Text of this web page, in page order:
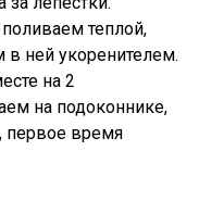
теплой,
ней укоренителем.
на 2
на подоконнике,
первое время